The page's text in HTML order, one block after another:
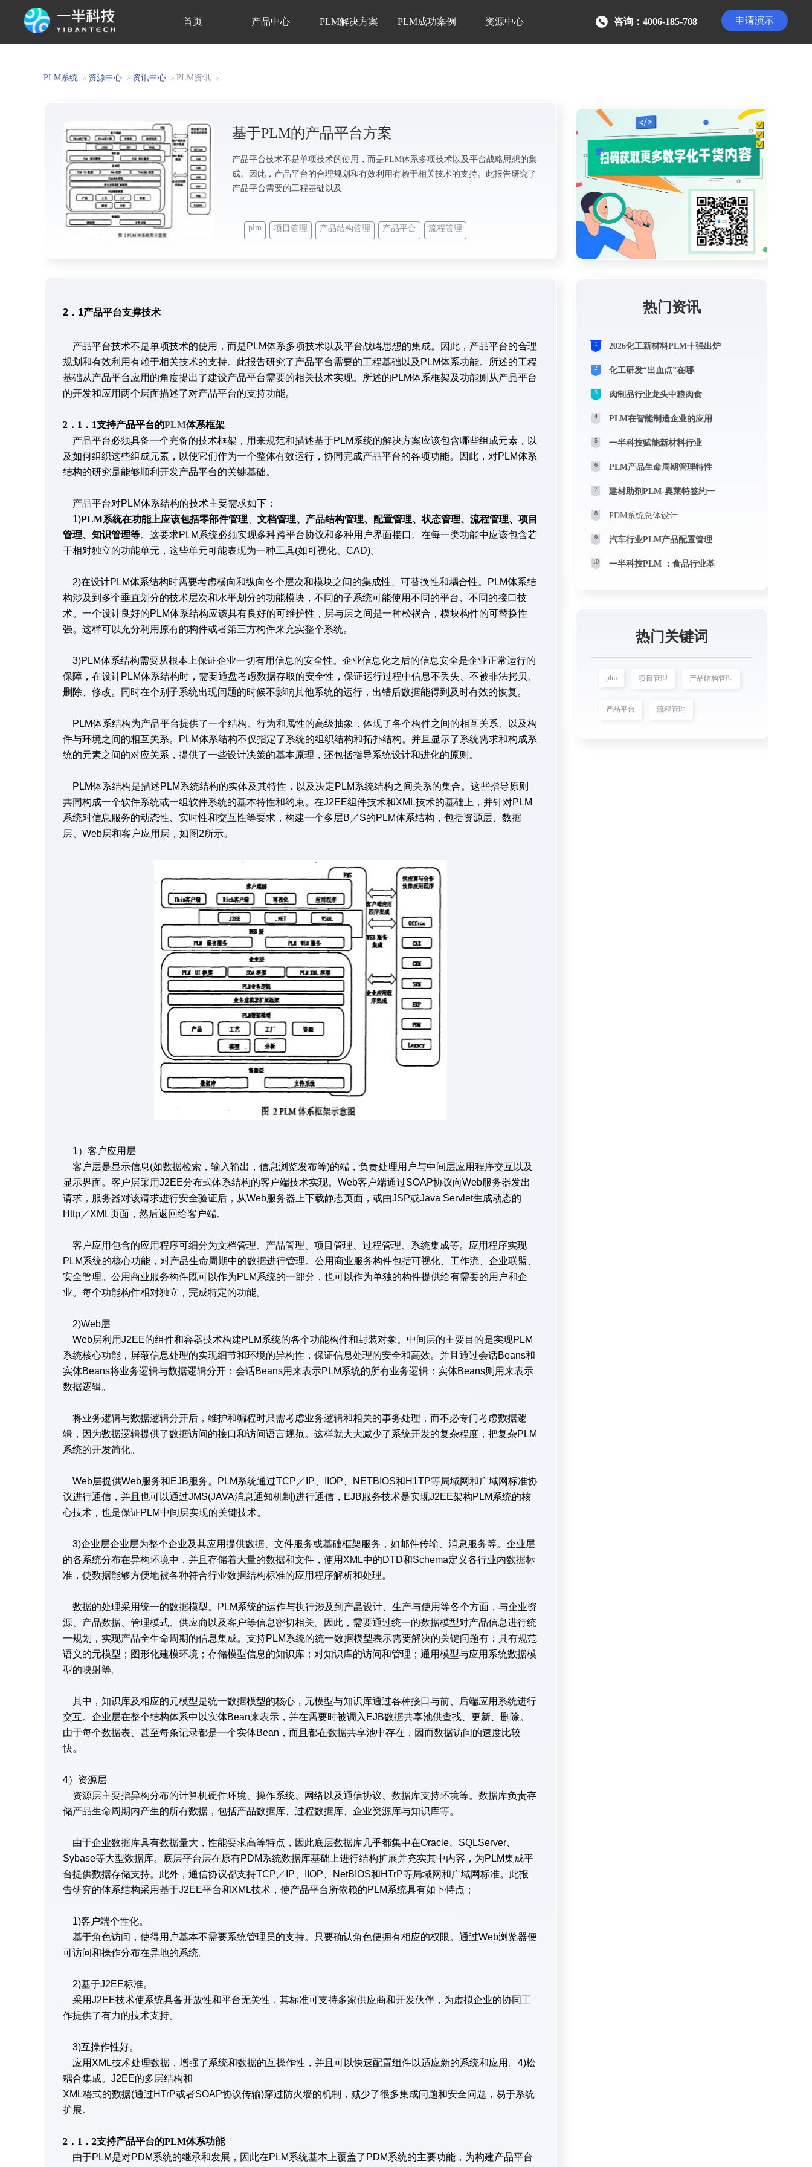
首页 产品中心 PLM解决方案 PLM成功案例 资源中心 申请演示
咨询：4006-185-708
PLM系统 > 资源中心 > 资讯中心 > PLM资讯 >
基于PLM的产品平台方案
产品平台技术不是单项技术的使用，而是PLM体系多项技术以及平台战略思想的集
成。因此，产品平台的合理规划和有效利用有赖于相关技术的支持。此报告研究了
产品平台需要的工程基础以及
plm 项目管理 产品结构管理 产品平台 流程管理
2．1产品平台支撑技术
产品平台技术不是单项技术的使用，而是PLM体系多项技术以及平台战略思想的集成。因此，产品平台的合理
规划和有效利用有赖于相关技术的支持。此报告研究了产品平台需要的工程基础以及PLM体系功能。所述的工程
基础从产品平台应用的角度提出了建设产品平台需要的相关技术实现。所述的PLM体系框架及功能则从产品平台
的开发和应用两个层面描述了对产品平台的支持功能。
2．1．1支持产品平台的PLM体系框架
产品平台必须具备一个完备的技术框架，用来规范和描述基于PLM系统的解决方案应该包含哪些组成元素，以
及如何组织这些组成元素，以使它们作为一个整体有效运行，协同完成产品平台的各项功能。因此，对PLM体系
结构的研究是能够顺利开发产品平台的关键基础。
产品平台对PLM体系结构的技术主要需求如下：
1)PLM系统在功能上应该包括零部件管理
文档管理、产品结构管理、配置管理、状态管理、流程管理、项目
管理、知识管理等。这要求PLM系统必须实现多种跨平台协议和多种用户界面接口。在每一类功能中应该包含若
干相对独立的功能单元，这些单元可能表现为一种工具(如可视化、CAD)。
2)在设计PLM体系结构时需要考虑横向和纵向各个层次和模块之间的集成性、可替换性和耦合性。PLM体系结
构涉及到多个垂直划分的技术层次和水平划分的功能模块，不同的子系统可能使用不同的平台、不同的接口技
术。一个设计良好的PLM体系结构应该具有良好的可维护性，层与层之间是一种松祸合，模块构件的可替换性
强。这样可以充分利用原有的构件或者第三方构件来充实整个系统。
3)PLM体系结构需要从根本上保证企业一切有用信息的安全性。企业信息化之后的信息安全是企业正常运行的
保障，在设计PLM体系结构时，需要通盘考虑数据存取的安全性，保证运行过程中信息不丢失、不被非法拷贝、
删除、修改。同时在个别子系统出现问题的时候不影响其他系统的运行，出错后数据能得到及时有效的恢复。
PLM体系结构为产品平台提供了一个结构、行为和属性的高级抽象，体现了各个构件之间的相互关系、以及构
件与环境之间的相互关系。PLM体系结构不仅指定了系统的组织结构和拓扑结构。并且显示了系统需求和构成系
统的元素之间的对应关系，提供了一些设计决策的基本原理，还包括指导系统设计和进化的原则。
PLM体系结构是描述PLM系统结构的实体及其特性，以及决定PLM系统结构之间关系的集合。这些指导原则
共同构成一个软件系统或一组软件系统的基本特性和约束。在J2EE组件技术和XML技术的基础上，并针对PLM
系统对信息服务的动态性、实时性和交互性等要求，构建一个多层B／S的PLM体系结构，包括资源层、数据
层、Web层和客户应用层，如图2所示。
1）客户应用层
客户层是显示信息(如数据检索，输入输出，信息浏览发布等)的端，负责处理用户与中间层应用程序交互以及
显示界面。客户层采用J2EE分布式体系结构的客户端技术实现。Web客户端通过SOAP协议向Web服务器发出
请求，服务器对该请求进行安全验证后，从Web服务器上下载静态页面，或由JSP或Java Servlet生成动态的
Http／XML页面，然后返回给客户端。
客户应用包含的应用程序可细分为文档管理、产品管理、项目管理、过程管理、系统集成等。应用程序实现
PLM系统的核心功能，对产品生命周期中的数据进行管理。公用商业服务构件包括可视化、工作流、企业联盟、
安全管理。公用商业服务构件既可以作为PLM系统的一部分，也可以作为单独的构件提供给有需要的用户和企
业。每个功能构件相对独立，完成特定的功能。
2)Web层
Web层利用J2EE的组件和容器技术构建PLM系统的各个功能构件和封装对象。中间层的主要目的是实现PLM
系统核心功能，屏蔽信息处理的实现细节和环境的异构性，保证信息处理的安全和高效。并且通过会话Beans和
实体Beans将业务逻辑与数据逻辑分开：会话Beans用来表示PLM系统的所有业务逻辑：实体Beans则用来表示
数据逻辑。
将业务逻辑与数据逻辑分开后，维护和编程时只需考虑业务逻辑和相关的事务处理，而不必专门考虑数据逻
辑，因为数据逻辑提供了数据访问的接口和访问语言规范。这样就大大减少了系统开发的复杂程度，把复杂PLM
系统的开发简化。
Web层提供Web服务和EJB服务。PLM系统通过TCP／IP、IIOP、NETBIOS和H1TP等局域网和广域网标准协
议进行通信，并且也可以通过JMS(JAVA消息通知机制)进行通信，EJB服务技术是实现J2EE架构PLM系统的核
心技术，也是保证PLM中间层实现的关键技术。
3)企业层企业层为整个企业及其应用提供数据、文件服务或基础框架服务，如邮件传输、消息服务等。企业层
的各系统分布在异构环境中，并且存储着大量的数据和文件，使用XML中的DTD和Schema定义各行业内数据标
准，使数据能够方便地被各种符合行业数据结构标准的应用程序解析和处理。
数据的处理采用统一的数据模型。PLM系统的运作与执行涉及到产晶设计、生产与使用等各个方面，与企业资
源、产品数据、管理模式、供应商以及客户等信息密切相关。因此，需要通过统一的数据模型对产品信息进行统
一规划，实现产品全生命周期的信息集成。支持PLM系统的统一数据模型表示需要解决的关键问题有：具有规范
语义的元模型；图形化建模环境；存储模型信息的知识库；对知识库的访问和管理；通用模型与应用系统数据模
型的映射等。
其中，知识库及相应的元模型是统一数据模型的核心，元模型与知识库通过各种接口与前、后端应用系统进行
交互。企业层在整个结构体系中以实体Bean来表示，并在需要时被调入EJB数据共享池供查找、更新、删除。
由于每个数据表、甚至每条记录都是一个实体Bean，而且都在数据共享池中存在，因而数据访问的速度比较
快。
4）资源层
资源层主要指异构分布的计算机硬件环境、操作系统、网络以及通信协议、数据库支持环境等。数据库负责存
储产品生命周期内产生的所有数据，包括产品数据库、过程数据库、企业资源库与知识库等。
由于企业数据库具有数据量大，性能要求高等特点，因此底层数据库几乎都集中在Oracle、SQLServer、
Sybase等大型数据库。底层平台层在原有PDM系统数据库基础上进行结构扩展并充实其中内容，为PLM集成平
台提供数据存储支持。此外，通信协议都支持TCP／IP、IIOP、NetBIOS和HTrP等局域网和广域网标准。此报
告研究的体系结构采用基于J2EE平台和XML技术，使产品平台所依赖的PLM系统具有如下特点；
1)客户端个性化。
基于角色访问，使得用户基本不需要系统管理员的支持。只要确认角色便拥有相应的权限。通过Web浏览器便
可访问和操作分布在异地的系统。
2)基于J2EE标准。
采用J2EE技术使系统具备开放性和平台无关性，其标准可支持多家供应商和开发伙伴，为虚拟企业的协同工
作提供了有力的技术支持。
3)互操作性好。
应用XML技术处理数据，增强了系统和数据的互操作性，并且可以快速配置组件以适应新的系统和应用。4)松
耦合集成。J2EE的多层结构和
XML格式的数据(通过HTrP或者SOAP协议传输)穿过防火墙的机制，减少了很多集成问题和安全问题，易于系统
扩展。
2．1．2支持产品平台的PLM体系功能
由于PLM是对PDM系统的继承和发展，因此在PLM系统基本上覆盖了PDM系统的主要功能，为构建产品平台
热门资讯
1 2026化工新材料PLM十强出炉
2 化工研发“出血点”在哪
3 肉制品行业龙头中粮肉食
4 PLM在智能制造企业的应用
5 一半科技赋能新材料行业
6 PLM产品生命周期管理特性
7 建材助剂PLM-奥莱特签约一
8 PDM系统总体设计
9 汽车行业PLM产品配置管理
10 一半科技PLM ：食品行业基
热门关键词
plm 项目管理 产品结构管理
产品平台 流程管理